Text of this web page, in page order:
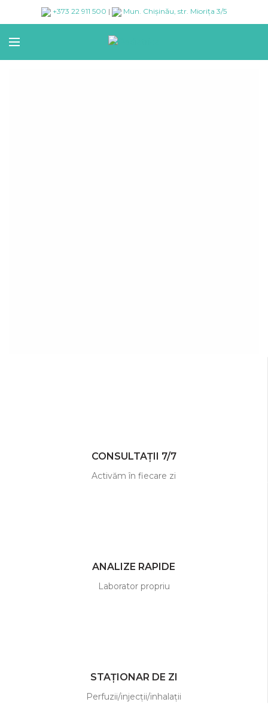
+373 22 911 500 | Mun. Chișinău, str. Miorița 3/5
CONSULTAȚII 7/7
Activăm în fiecare zi
ANALIZE RAPIDE
Laborator propriu
STAȚIONAR DE ZI
Perfuzii/injecții/inhalații